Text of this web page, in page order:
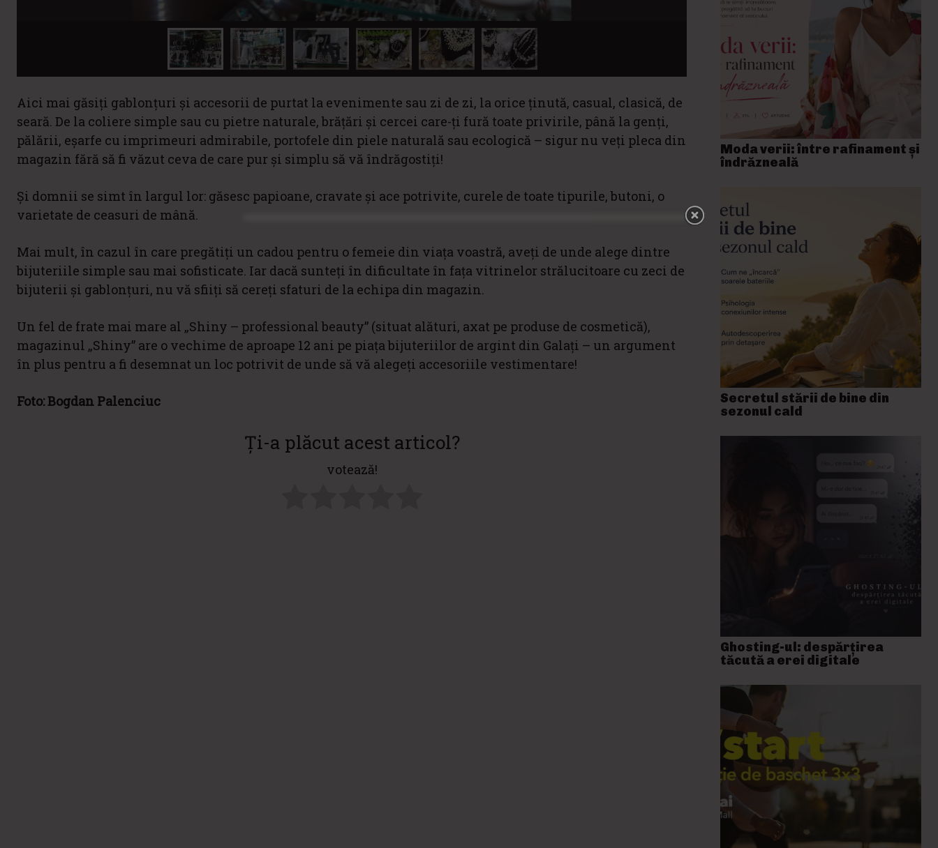
Aici mai găsiți gablonțuri și accesorii de purtat la evenimente sau zi de zi, la orice ținută, casual, clasică, de
seară. De la coliere simple sau cu pietre naturale, brățări și cercei care-ți fură toate privirile, până la genți,
pălării, eșarfe cu imprimeuri admirabile, portofele din piele naturală sau ecologică – sigur nu veți pleca din
magazin fără să fi văzut ceva de care pur și simplu să vă îndrăgostiți!
Și domnii se simt în largul lor: găsesc papioane, cravate și ace potrivite, curele de toate tipurile, butoni, o
varietate de ceasuri de mână.
Mai mult, în cazul în care pregătiți un cadou pentru o femeie din viața voastră, aveți de unde alege dintre
bijuteriile simple sau mai sofisticate. Iar dacă sunteți în dificultate în fața vitrinelor strălucitoare cu zeci de
bijuterii și gablonțuri, nu vă sfiiți să cereți sfaturi de la echipa din magazin.
Un fel de frate mai mare al „Shiny – professional beauty” (situat alături, axat pe produse de cosmetică),
magazinul „Shiny” are o vechime de aproape 12 ani pe piața bijuteriilor de argint din Galați – un argument
în plus pentru a fi desemnat un loc potrivit de unde să vă alegeți accesoriile vestimentare!
Foto: Bogdan Palenciuc
Ți-a plăcut acest articol?
votează!
Moda verii: între rafinament și
îndrăzneală
Secretul stării de bine din
sezonul cald
Ghosting-ul: despărțirea
tăcută a erei digitale